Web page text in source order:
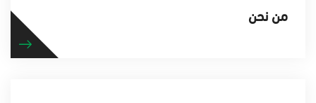
من نحن